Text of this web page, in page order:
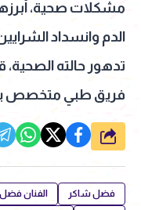
مشكلات صحية،
الدم وانسداد
تدهور حالته
فريق طبي متخصص
شارك
فضل شاكر الفنان